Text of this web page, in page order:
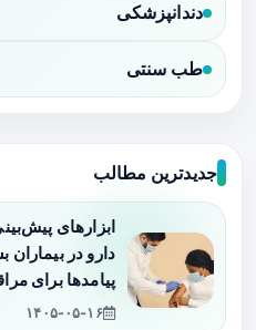
دندانپزشکی
طب سنتی
جدیدترین مطالب
ابزارهای
دارو در بیماران
پیامدها برای
۱۴۰۵-۰۵-۱۶